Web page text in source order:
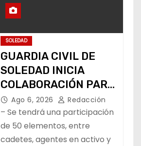
SOLEDAD
GUARDIA CIVIL DE
SOLEDAD INICIA
COLABORACIÓN PARA
LA VIGILANCIA Y LA
PAZ DURANTE LA
FENAPO
Ago 6, 2026 Redacción
– Se tendrá una participación
de 50 elementos, entre
cadetes, agentes en activo y